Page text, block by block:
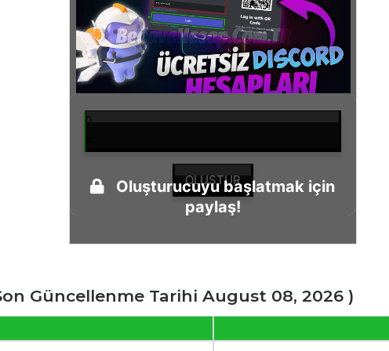
0
OLUŞTUR
Oluşturucuyu başlatmak için
paylaş!
Güncellenme Tarihi August 08, 2026 )